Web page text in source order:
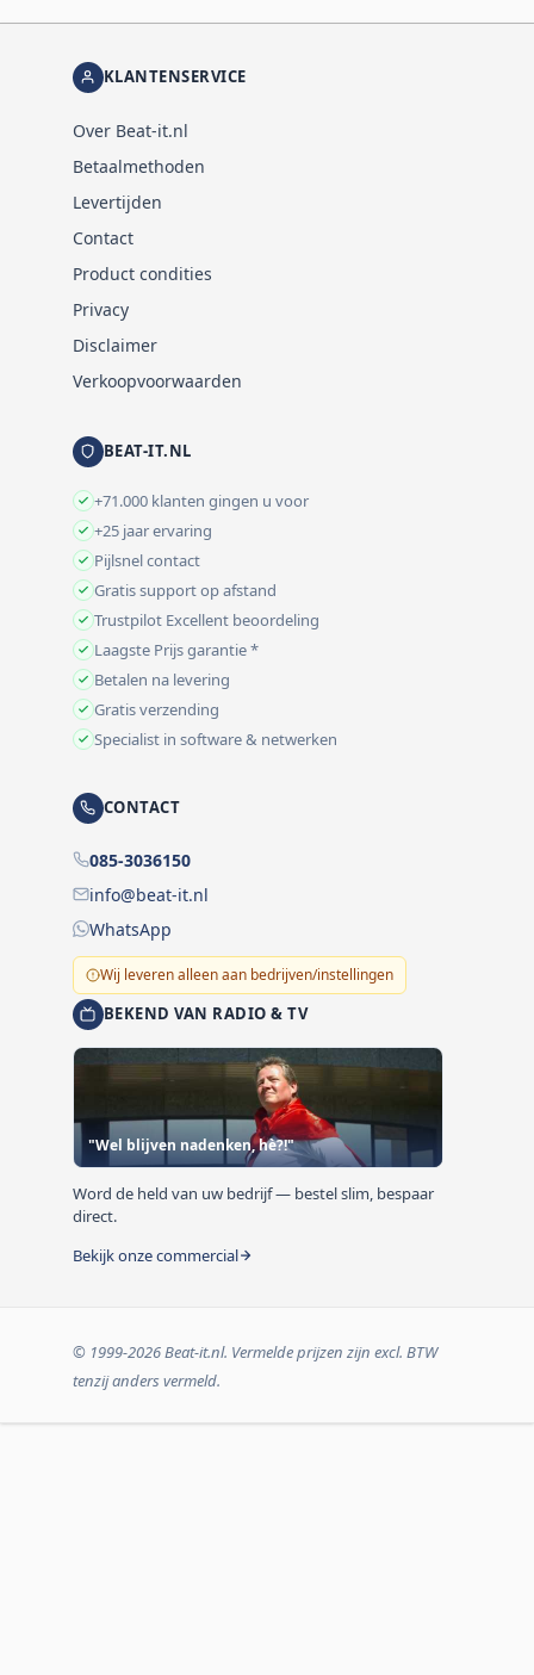
KLANTENSERVICE
Over Beat-it.nl
Betaalmethoden
Levertijden
Contact
Product condities
Privacy
Disclaimer
Verkoopvoorwaarden
BEAT-IT.NL
+71.000 klanten gingen u voor
+25 jaar ervaring
Pijlsnel contact
Gratis support op afstand
Trustpilot Excellent beoordeling
Laagste Prijs garantie *
Betalen na levering
Gratis verzending
Specialist in software & netwerken
CONTACT
085-3036150
info@beat-it.nl
WhatsApp
Wij leveren alleen aan bedrijven/instellingen
BEKEND VAN RADIO & TV
"Wel blijven nadenken, hè?!"
Word de held van uw bedrijf — bestel slim, bespaar
direct.
Bekijk onze commercial
© 1999-2026 Beat-it.nl. Vermelde prijzen zijn excl. BTW
tenzij anders vermeld.